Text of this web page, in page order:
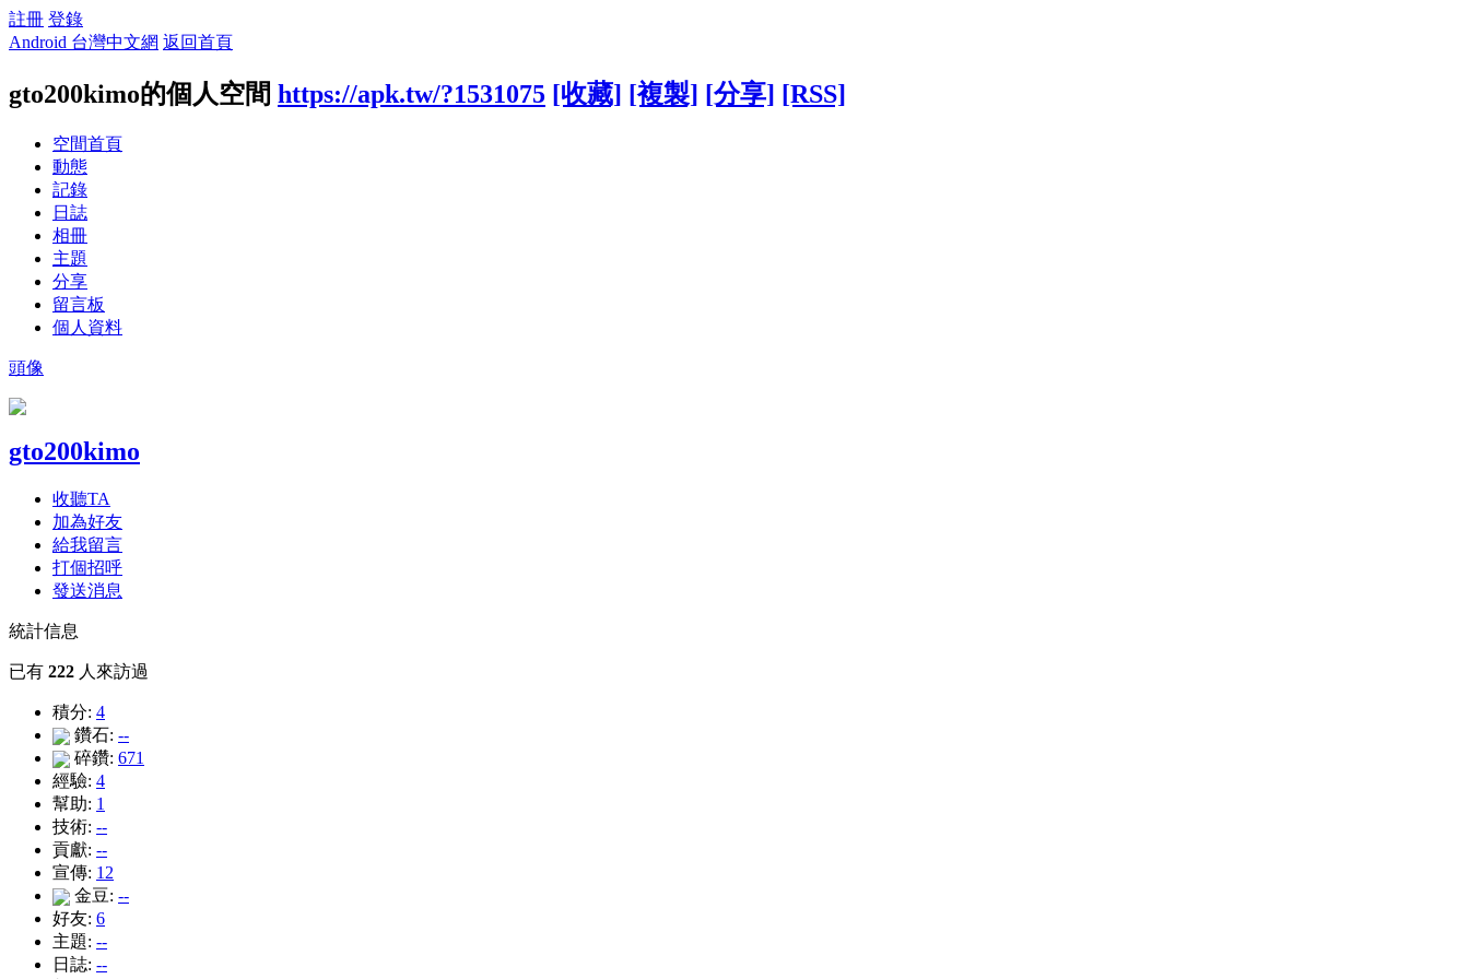
註冊 登錄
Android 台灣中文網 返回首頁
gto200kimo的個人空間 https://apk.tw/?1531075 [收藏] [複製] [分享] [RSS]
空間首頁
動態
記錄
日誌
相冊
主題
分享
留言板
個人資料
頭像
gto200kimo
收聽TA
加為好友
給我留言
打個招呼
發送消息
統計信息
已有 222 人來訪過
積分: 4
鑽石: --
碎鑽: 671
經驗: 4
幫助: 1
技術: --
貢獻: --
宣傳: 12
金豆: --
好友: 6
主題: --
日誌: --